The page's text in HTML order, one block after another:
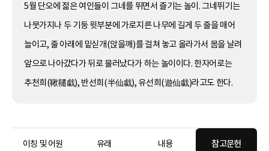
5월 단오에 젊은 여인들이 그네를 뛰면서 즐기는 놀이. 그네뛰기는
나뭇가지나 두 기둥 윗부분에 가로지른 나무에 길게 두 줄을 매어
늘이고, 줄 아래에 밑싣개(앉을깨)를 걸쳐 놓고 올라가서 몸을 날려
앞으로 나아갔다가 뒤로 물러났다가 하는 놀이이다. 한자어로는
추천희(鞦韆戱), 반선희(半仙戱), 유선희(遊仙戱)라고도 한다.
이칭 및 어원 유래 내용 참고문헌